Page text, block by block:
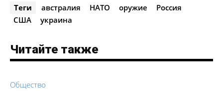
Теги австралия НАТО оружие
Россия
США
украина
Читайте также
Общество